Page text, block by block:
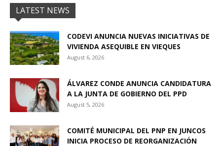
LATEST NEWS
CODEVI ANUNCIA NUEVAS INICIATIVAS DE
VIVIENDA ASEQUIBLE EN VIEQUES
August 6, 2026
ÁLVAREZ CONDE ANUNCIA CANDIDATURA
A LA JUNTA DE GOBIERNO DEL PPD
August 5, 2026
COMITÉ MUNICIPAL DEL PNP EN JUNCOS
INICIA PROCESO DE REORGANIZACIÓN